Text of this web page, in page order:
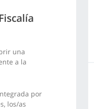
una
a la
por
los/as